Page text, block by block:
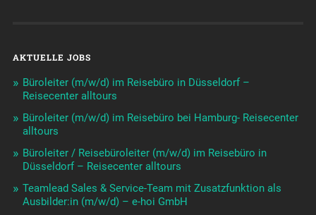
AKTUELLE JOBS
Büroleiter (m/w/d) im Reisebüro in Düsseldorf –
Reisecenter alltours
Büroleiter (m/w/d) im Reisebüro bei Hamburg- Reisecenter
alltours
Büroleiter / Reisebüroleiter (m/w/d) im Reisebüro in
Düsseldorf – Reisecenter alltours
Teamlead Sales & Service-Team mit Zusatzfunktion als
Ausbilder:in (m/w/d) – e-hoi GmbH